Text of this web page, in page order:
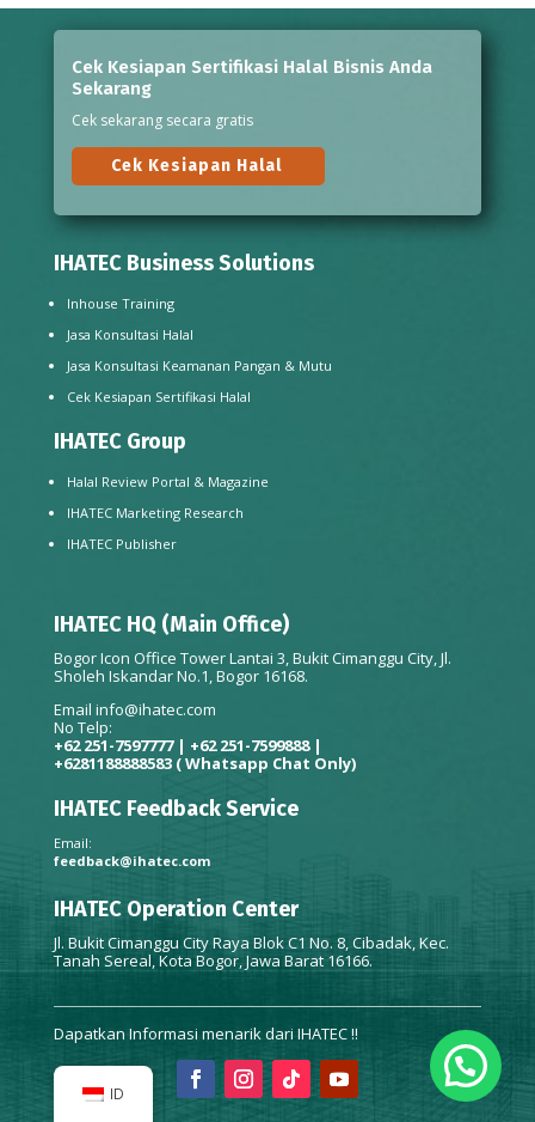
Cek Kesiapan Sertifikasi Halal Bisnis Anda
Sekarang
Cek sekarang secara gratis
Cek Kesiapan Halal
IHATEC Business Solutions
Inhouse Training
Jasa Konsultasi Halal
Jasa Konsultasi Keamanan Pangan & Mutu
Cek Kesiapan Sertifikasi Halal
IHATEC Group
Halal Review Portal & Magazine
IHATEC Marketing Research
IHATEC Publisher
IHATEC HQ (Main Office)
Bogor Icon Office Tower Lantai 3, Bukit Cimanggu City, Jl.
Sholeh Iskandar No.1, Bogor 16168.
Email info@ihatec.com
No Telp:
+62 251-7597777 | +62 251-7599888 |
+6281188888583 ( Whatsapp Chat Only)
IHATEC Feedback Service
Email:
feedback@ihatec.com
IHATEC Operation Center
Jl. Bukit Cimanggu City Raya Blok C1 No. 8, Cibadak, Kec.
Tanah Sereal, Kota Bogor, Jawa Barat 16166.
Dapatkan Informasi menarik dari IHATEC !!
ID